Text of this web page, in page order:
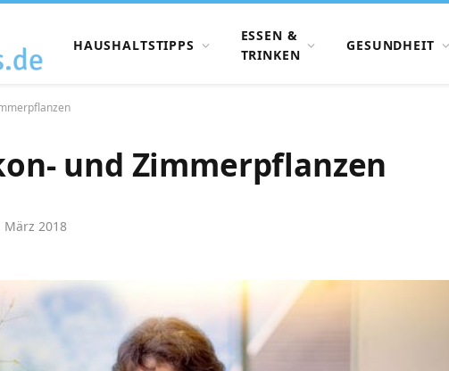
HAUSHALTSTIPPS
ESSEN &
TRINKEN
GESUNDHEIT
und Zimmerpflanzen
März 2018